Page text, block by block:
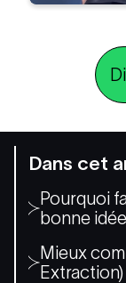
Dans cet
Pourquoi
bonne idée
Mieux
Extraction)